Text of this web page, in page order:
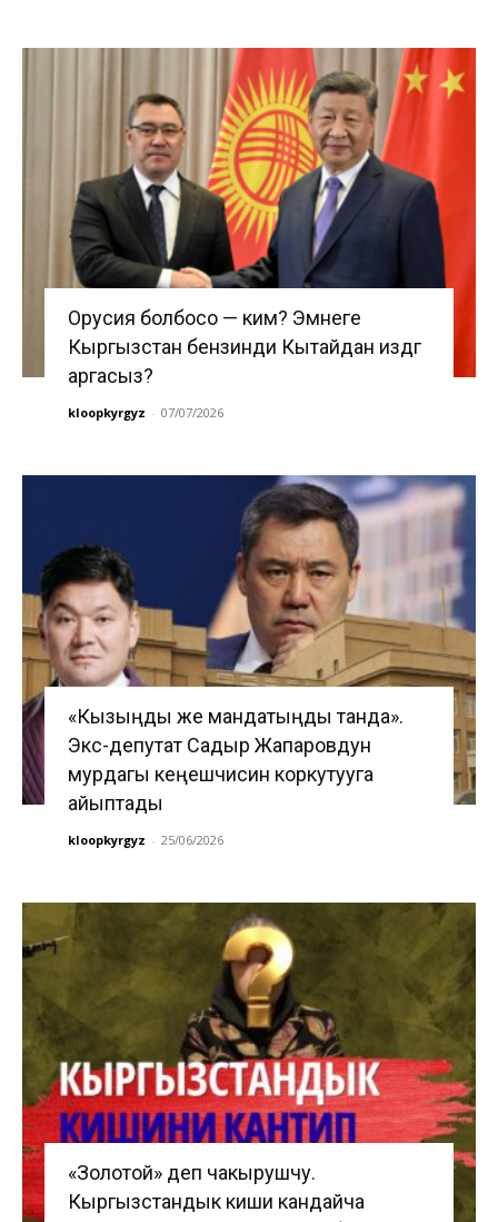
Орусия болбосо — ким? Эмнеге
Кыргызстан бензинди Кытайдан издөөгө
аргасыз?
kloopkyrgyz - 07/07/2026
«Кызыңды же мандатыңды танда».
Экс-депутат Садыр Жапаровдун
мурдагы кеңешчисин коркутууга
айыптады
kloopkyrgyz - 25/06/2026
«Золотой» деп чакырушчу.
Кыргызстандык киши кандайча